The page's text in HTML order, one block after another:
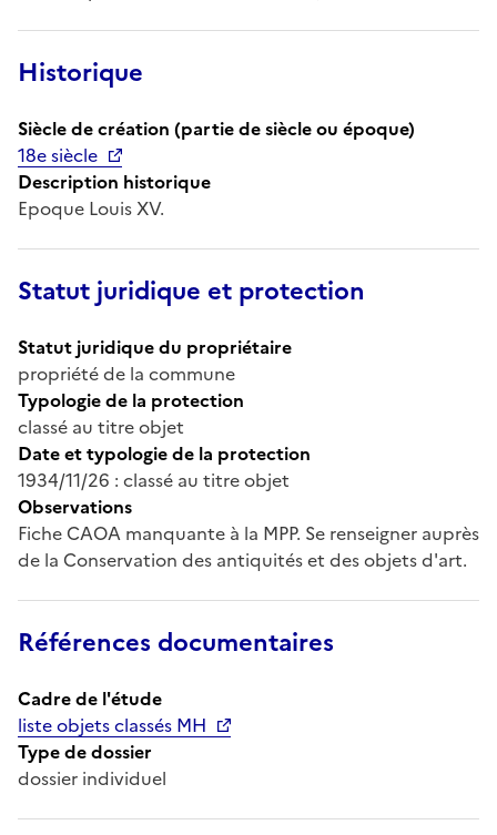
Historique
Siècle de création (partie de siècle ou époque)
18e siècle
Description historique
Epoque Louis XV.
Statut juridique et protection
Statut juridique du propriétaire
propriété de la commune
Typologie de la protection
classé au titre objet
Date et typologie de la protection
1934/11/26 : classé au titre objet
Observations
Fiche CAOA manquante à la MPP. Se renseigner auprès
de la Conservation des antiquités et des objets d'art.
Références documentaires
Cadre de l'étude
liste objets classés MH
Type de dossier
dossier individuel